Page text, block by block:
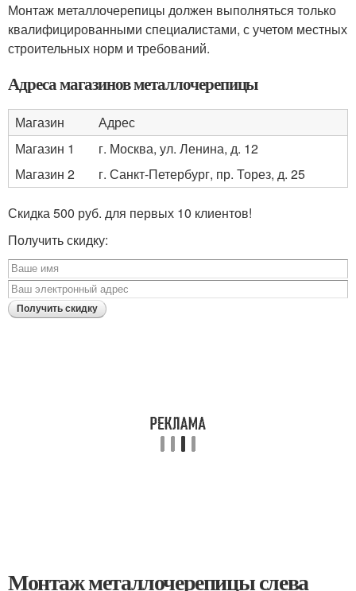
Монтаж металлочерепицы должен выполняться только
квалифицированными специалистами, с учетом местных
строительных норм и требований.
Адреса магазинов металлочерепицы
Магазин
Адрес
Магазин 1
г. Москва, ул. Ленина, д. 12
Магазин 2
г. Санкт-Петербург, пр. Торез, д. 25
Скидка 500 руб. для первых 10 клиентов!
Получить скидку:
Монтаж металлочерепицы слева